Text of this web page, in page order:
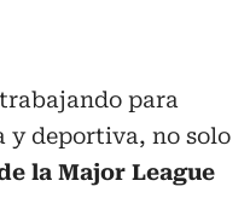
para
y deportiva, no solo
la Major League